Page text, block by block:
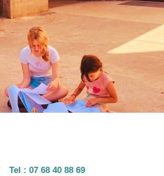
Tel : 07 68 40 88 69